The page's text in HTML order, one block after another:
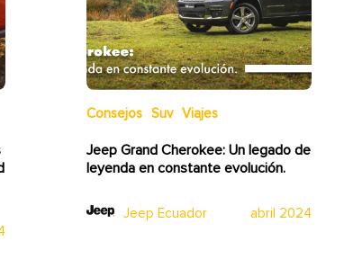
Consejos Suv Viajes
Jeep Grand Cherokee: Un legado de
leyenda en constante evolución.
Jeep Ecuador abril 2024